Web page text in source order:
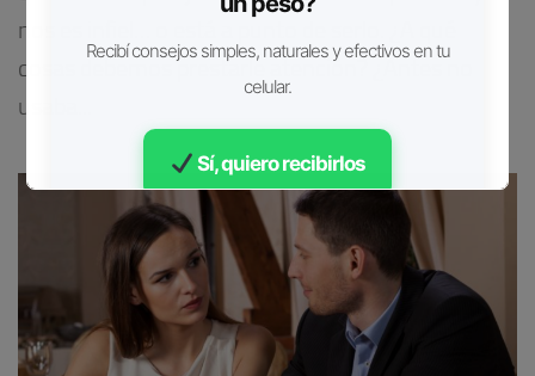
nos es infiel… o está a punto de serlo. ¿A qué
cosas debemos prestarle atención? ¿Antes no
usaba...
Recibí consejos simples, naturales y efectivos en tu
celular.
Sí, quiero recibirlos
Gratis • Sin spam